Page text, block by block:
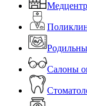
Салоны